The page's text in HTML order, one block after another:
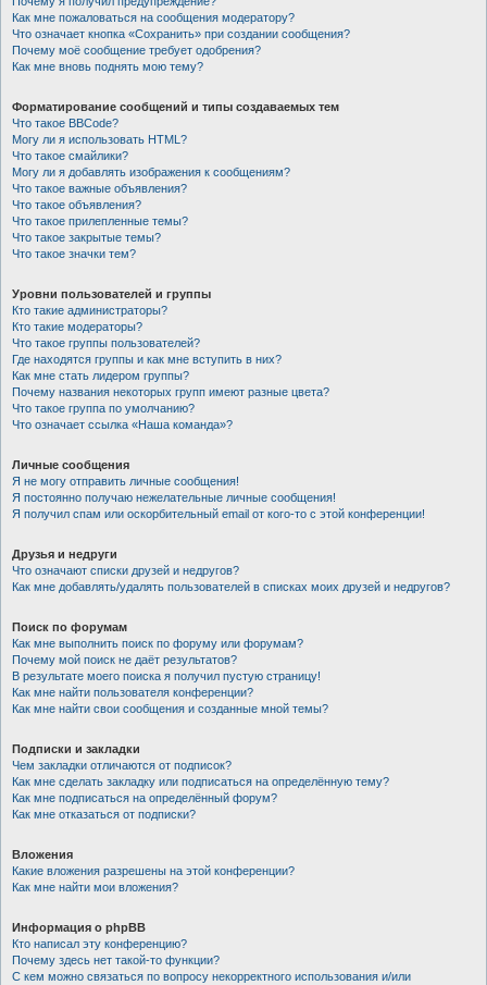
Как мне пожаловаться на сообщения модератору?
Что означает кнопка «Сохранить» при создании сообщения?
Почему моё сообщение требует одобрения?
Как мне вновь поднять мою тему?
Форматирование сообщений и типы создаваемых тем
Что такое BBCode?
Могу ли я использовать HTML?
Что такое смайлики?
Могу ли я добавлять изображения к сообщениям?
Что такое важные объявления?
Что такое объявления?
Что такое прилепленные темы?
Что такое закрытые темы?
Что такое значки тем?
Уровни пользователей и группы
Кто такие администраторы?
Кто такие модераторы?
Что такое группы пользователей?
Где находятся группы и как мне вступить в них?
Как мне стать лидером группы?
Почему названия некоторых групп имеют разные цвета?
Что такое группа по умолчанию?
Что означает ссылка «Наша команда»?
Личные сообщения
Я не могу отправить личные сообщения!
Я постоянно получаю нежелательные личные сообщения!
Я получил спам или оскорбительный email от кого-то с этой конференции!
Друзья и недруги
Что означают списки друзей и недругов?
Как мне добавлять/удалять пользователей в списках моих друзей и недругов?
Поиск по форумам
Как мне выполнить поиск по форуму или форумам?
Почему мой поиск не даёт результатов?
В результате моего поиска я получил пустую страницу!
Как мне найти пользователя конференции?
Как мне найти свои сообщения и созданные мной темы?
Подписки и закладки
Чем закладки отличаются от подписок?
Как мне сделать закладку или подписаться на определённую тему?
Как мне подписаться на определённый форум?
Как мне отказаться от подписки?
Вложения
Какие вложения разрешены на этой конференции?
Как мне найти мои вложения?
Информация о phpBB
Кто написал эту конференцию?
Почему здесь нет такой-то функции?
С кем можно связаться по вопросу некорректного использования и/или